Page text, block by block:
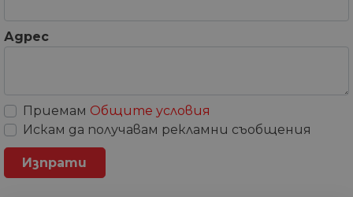
Адрес
Приемам Общите условия
Искам да получавам рекламни съобщения